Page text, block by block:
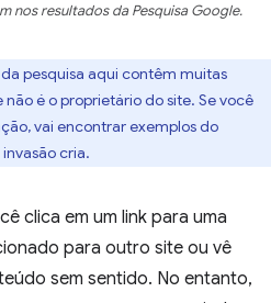
nos resultados da Pesquisa Google.
pesquisa aqui contêm muitas
é o proprietário do site. Se você
vai encontrar exemplos do
cria.
clica em um link para uma
para outro site ou vê
sem sentido. No entanto,